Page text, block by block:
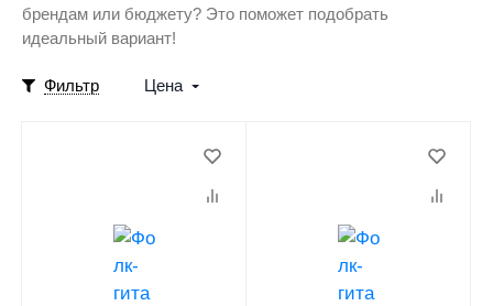
брендам или бюджету? Это поможет подобрать
идеальный вариант!
Фильтр Цена